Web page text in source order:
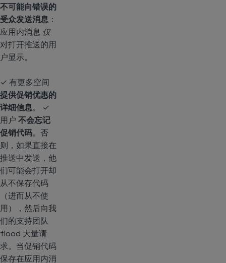
不可能向错误的
受众发送消息 ：
应用内消息 仅
对打开推送的用
户显示。
✓ 有更多空间
提供促销优惠的
详细信息。 ✓
用户 不会忘记
促销代码。否
则，如果直接在
推送中发送，他
们可能会打开却
从不保存代码
（进而从不使
用），然后向我
们的支持团队
flood 大量请
求。当促销代码
保存在应用内消